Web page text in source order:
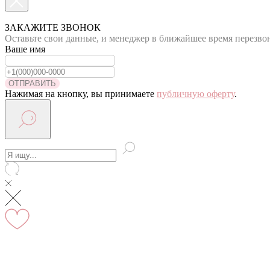
Вы на сайте Московского филиала
-5% на первый заказ (товар на скидках не участвует в
Адрес: г.Москва, мкр Северное Чертаново 1А,
ЗАКАЖИТЕ ЗВОНОК
Оставьте свои данные, и менеджер в ближайшее время
Ваше имя
ОТПРАВИТЬ
Нажимая на кнопку, вы принимаете публичную оферту.